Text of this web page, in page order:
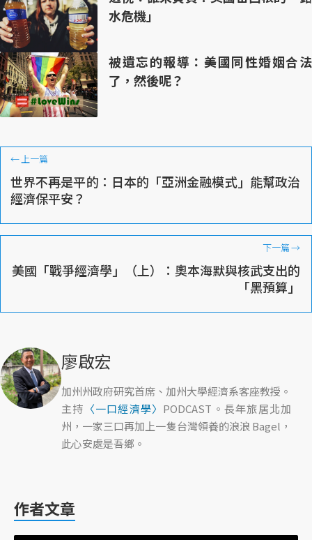
水危機」
被遺忘的報導：美國同性婚姻合法
了，然後呢？
← 上一篇
世界不再是平的：日本的「亞洲金融模式」能幫政治
經濟保平安？
下一篇→
美國「戰爭經濟學」（上）：奧本海默與核武支出的
「黑預算」
廖啟宏
加州州政府研究首席、加州大學經濟系客座教授。
主持 〈一口經濟學〉 PODCAST。長年旅居北加
州，一家三口再加上一隻台灣領養的浪浪 Bagel，
此心安處是吾鄉。
作者文章